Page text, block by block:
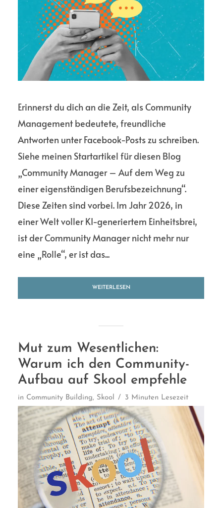
Erinnerst du dich an die Zeit, als Community
Management bedeutete, freundliche
Antworten unter Facebook-Posts zu schreiben.
Siehe meinen Startartikel für diesen Blog
„Community Manager – Auf dem Weg zu
einer eigenständigen Berufsbezeichnung“.
Diese Zeiten sind vorbei. Im Jahr 2026, in
einer Welt voller KI-generiertem Einheitsbrei,
ist der Community Manager nicht mehr nur
eine „Rolle“, er ist das...
WEITERLESEN
Mut zum Wesentlichen:
Warum ich den Community-
Aufbau auf Skool empfehle
in Community Building, Skool 3 Minuten Lesezeit